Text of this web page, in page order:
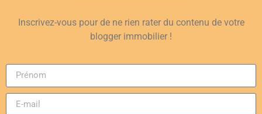
Inscrivez-vous pour de ne rien rater du contenu de votre
blogger immobilier !